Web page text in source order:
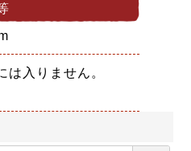
は入りません。